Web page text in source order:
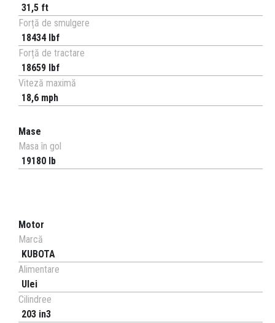
31,5 ft
Forță de smulgere
18434 lbf
Forță de tractare
18659 lbf
Viteză maximă
18,6 mph
Mase
Masa în gol
19180 lb
Motor
Marcă
KUBOTA
Alimentare
Ulei
Cilindree
203 in3